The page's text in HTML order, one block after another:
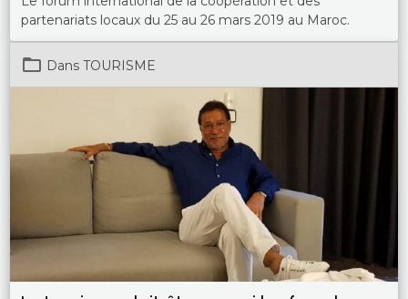
partenariats locaux du 25 au 26 mars 2019 au Maroc.
Dans TOURISME